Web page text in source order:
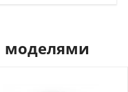
моделями